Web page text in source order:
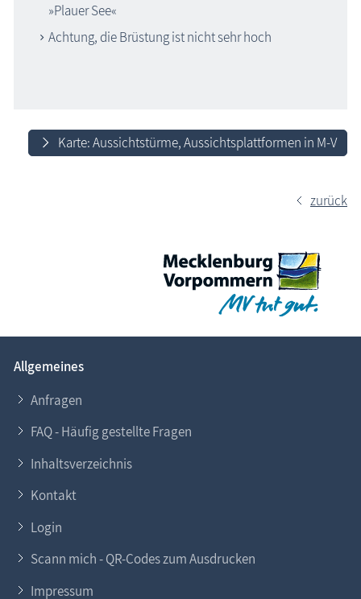
»Plauer See«
Achtung, die Brüstung ist nicht sehr hoch
Karte: Aussichtstürme, Aussichtsplattformen in M-V
zurück
Allgemeines
Anfragen
FAQ - Häufig gestellte Fragen
Inhaltsverzeichnis
Kontakt
Login
Scann mich - QR-Codes zum Ausdrucken
Impressum